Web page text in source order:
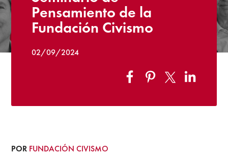
Pensamiento de la
Fundación Civismo
02/09/2024
POR FUNDACIÓN CIVISMO